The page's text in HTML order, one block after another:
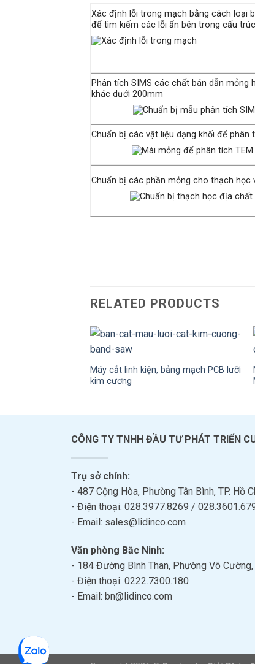
Xác định lỗi trong mạch bằng cách loại
để tìm kiếm các lỗi ẩn bên trong cấu
Phân tích SIMS các chất bán dẫn mỏng
khác dưới 200mm
Chuẩn bị các vật liệu dạng khối để
Chuẩn bị các phần mỏng cho thạch
RELATED PRODUCTS
Máy cắt linh kiện, bảng mạch PCB lưỡi
kim cương
CÔNG TY TNHH ĐẦU TƯ PHÁT TRIỂN
Trụ sở chính:
- 487 Cộng Hòa, Phường Tân Bình, TP. Hồ
- Điện thoại: 028.3977.8269 /
- Email: sales@lidinco.com
Văn phòng Bắc Ninh:
- 184 Đường Bình Than, Phường Võ Cường,
- Điện thoại: 0222.7300.180
- Email: bn@lidinco.com